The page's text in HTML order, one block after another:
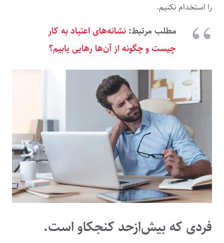
را استخدام نکنیم.
مطلب مرتبط:نشانه‌های اعتیاد به کار
چیست و چگونه از آن‌ها رهایی یابیم؟
فردی که بیش‌ازحد کنجکاو است.